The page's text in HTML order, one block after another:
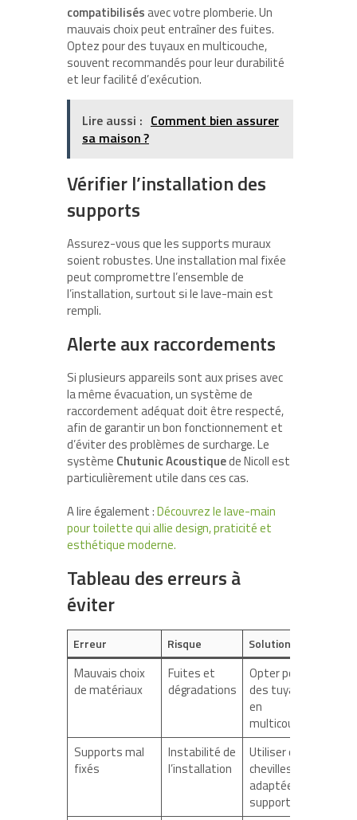
compatibilisés avec votre plomberie. Un
mauvais choix peut entraîner des fuites.
Optez pour des tuyaux en multicouche,
souvent recommandés pour leur durabilité
et leur facilité d’exécution.
Lire aussi : Comment bien assurer
sa maison ?
Vérifier l’installation des
supports
Assurez-vous que les supports muraux
soient robustes. Une installation mal fixée
peut compromettre l’ensemble de
l’installation, surtout si le lave-main est
rempli.
Alerte aux raccordements
Si plusieurs appareils sont aux prises avec
la même évacuation, un système de
raccordement adéquat doit être respecté,
afin de garantir un bon fonctionnement et
d’éviter des problèmes de surcharge. Le
système Chutunic Acoustiquede Nicoll est
particulièrement utile dans ces cas.
A lire également :Découvrez le lave-main
pour toilette qui allie design, praticité et
esthétique moderne.
Tableau des erreurs à
éviter
Erreur Risque Solution
Mauvais choix
de matériaux
Fuites et
dégradations
Opter pour
des tuyaux
en
multicouche
Supports mal
fixés
Instabilité de
l’installation
Utiliser des
chevilles
adaptées au
support